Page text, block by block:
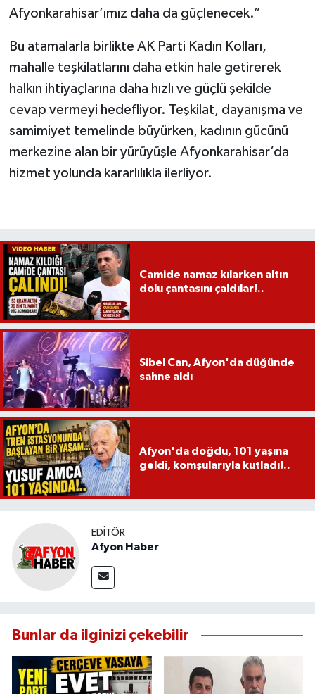
Afyonkarahisar’ımız daha da güçlenecek.”
Bu atamalarla birlikte AK Parti Kadın Kolları,
mahalle teşkilatlarını daha etkin hale getirerek
halkın ihtiyaçlarına daha hızlı ve güçlü şekilde
cevap vermeyi hedefliyor. Teşkilat, dayanışma ve
samimiyet temelinde büyürken, kadının gücünü
merkezine alan bir yürüyüşle Afyonkarahisar’da
hizmet yolunda kararlılıkla ilerliyor.
Camide namaz kılarken altın
dolu çantasını çaldılar!..
Sibel Can, Afyon'da düğünde
sahne aldı
Afyon'da doğdu, 101 yaşına
geldi, komşularıyla kutladı!..
EDITÖR
Afyon Haber
Bunlar da ilginizi çekebilir